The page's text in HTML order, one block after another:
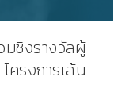
มชิงรางวัลผู้
ครงการเส้น